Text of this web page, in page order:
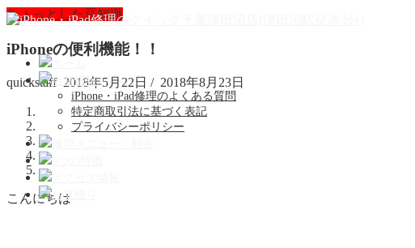
店舗情報
iPhone・iPad修理のよくある質問
特定商取引法に基づく表記
プライバシーポリシー
お見積り
ちょっとした豆知識
iPhoneの便利機能！！
quickstaff 2018年5月22日 / 2018年8月23日
こんにちは